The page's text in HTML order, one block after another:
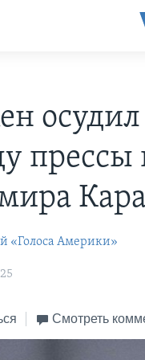
прессы
«Голоса Америки»
Смотреть